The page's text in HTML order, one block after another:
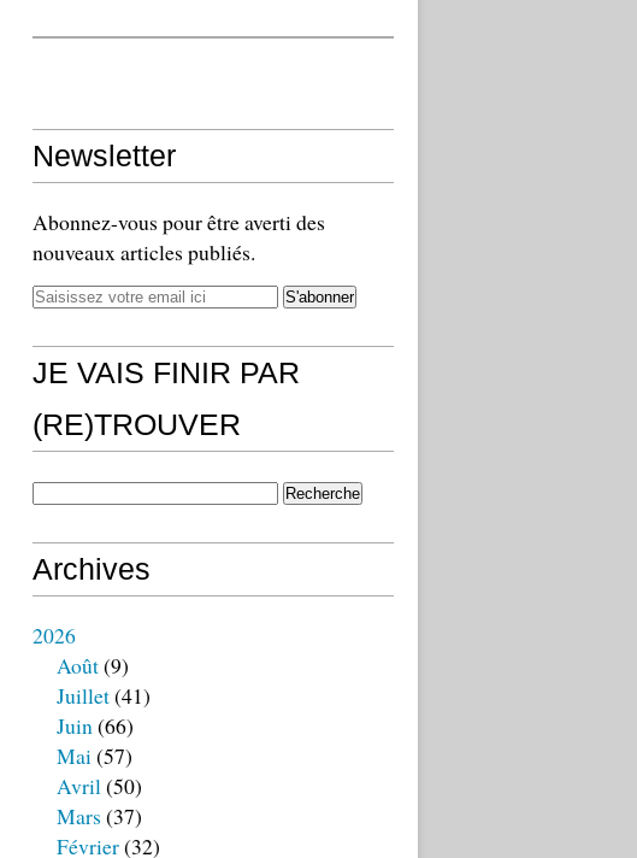
Newsletter
Abonnez-vous pour être averti des
nouveaux articles publiés.
JE VAIS FINIR PAR
(RE)TROUVER
Archives
2026
Août(9)
Juillet(41)
Juin(66)
Mai(57)
Avril(50)
Mars (37)
Février(32)